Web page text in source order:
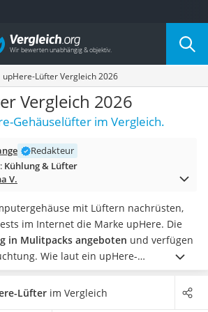
nach Kategorie
upHere-Lüfter Vergleich 2026
Vergleich 2026
Gehäuselüfter im Vergleich.
Redakteur
Kühlung & Lüfter
V.
mit Lüftern nachrüsten,
im Internet die Marke upHere. Die
in Mulitpacks angeboten und verfügen
Wie laut ein upHere-
undwie gut die Kühlleistung ist,
Faktoren ab – etwa von
Lüfter im Vergleich